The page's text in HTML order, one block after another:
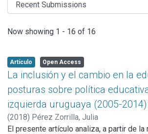
Recent Submissions
Now showing 1 - 16 of 16
Artículo Open Access
La inclusión y el cambio en la
posturas sobre política
izquierda uruguaya (2005-2014)
(2018) Pérez Zorrilla, Julia
El presente artículo analiza, a partir de la